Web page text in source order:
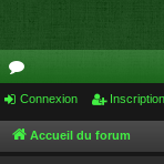
or
u
Connexion Inscription
Accueil du forum